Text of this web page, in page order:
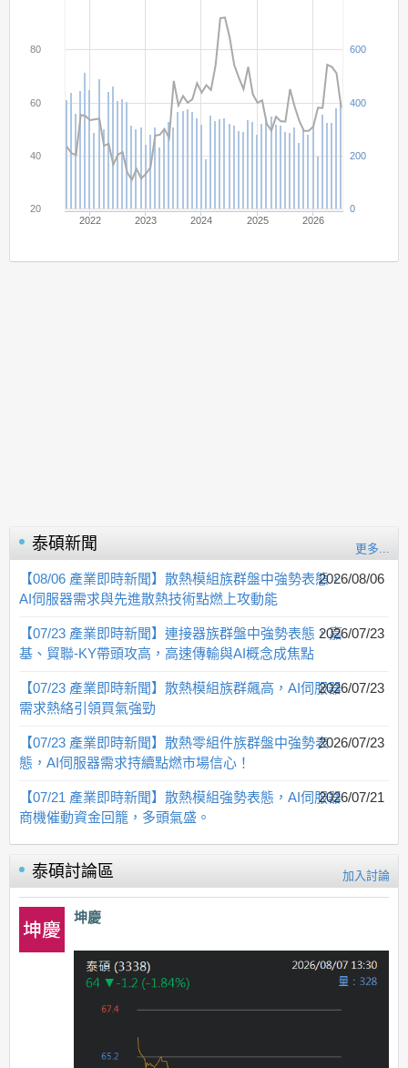
泰碩新聞 更多...
【08/06 產業即時新聞】散熱模組族群盤中強勢表態，
AI伺服器需求與先進散熱技術點燃上攻動能
2026/08/06
【07/23 產業即時新聞】連接器族群盤中強勢表態，嘉
基、貿聯-KY帶頭攻高，高速傳輸與AI概念成焦點
2026/07/23
【07/23 產業即時新聞】散熱模組族群飆高，AI伺服器
需求熱絡引領買氣強勁
2026/07/23
【07/23 產業即時新聞】散熱零組件族群盤中強勢表
態，AI伺服器需求持續點燃市場信心！
2026/07/23
【07/21 產業即時新聞】散熱模組強勢表態，AI伺服器
商機催動資金回籠，多頭氣盛。
2026/07/21
泰碩討論區 加入討論
坤慶